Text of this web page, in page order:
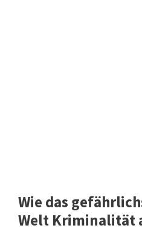
Wie das
Welt Kriminalität